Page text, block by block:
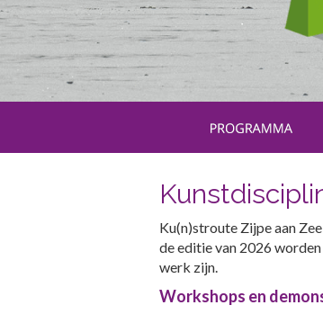
Ku(n)stroute Zijpe aan
de editie van 2026
werk zijn.
Workshops en